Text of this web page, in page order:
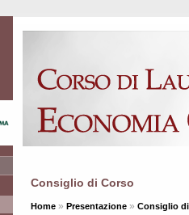
Consiglio di Corso
Home » Presentazione » Consiglio